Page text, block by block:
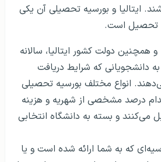
ایتالیا و بورسیه تحصیلی آن یکی
تحصیل است.
و همچنین دولت کشور ایتالیا، سالانه
دانشجویانی که شرایط دریافت
می‌دهند. انواع مختلف بورسیه‌ تحصیلی
درصد مشخصی از شهریه و هزینه
می‌کنند و بسته به دانشگاه انتخابی
که به شما ارائه شده است و یا